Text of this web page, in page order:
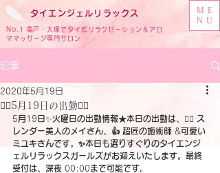
ME
NU
タイ エンジェル リラックス
No.1 亀戸・大塚でタイ式リラクゼーション＆アロ
ママッサージ専門サロン
記事
🧚‍♂️5月19日の出勤🧚‍♂️
2020年5月19日
5月 19日✨火曜日の出勤情報★本日の出勤は、 🧚‍♀️ ス
レンダー美人のメイさん、👍 超匠の施術師 &可愛い
ミユキさんです。✨本日も選りすぐりのタイエンジ
ェルリラックスガールズがお迎えいたします。最終
受付は、深夜 00:00まで可能です。